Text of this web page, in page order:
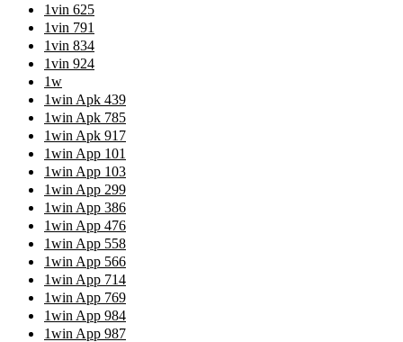
1vin 625
1vin 791
1vin 834
1vin 924
1w
1win Apk 439
1win Apk 785
1win Apk 917
1win App 101
1win App 103
1win App 299
1win App 386
1win App 476
1win App 558
1win App 566
1win App 714
1win App 769
1win App 984
1win App 987